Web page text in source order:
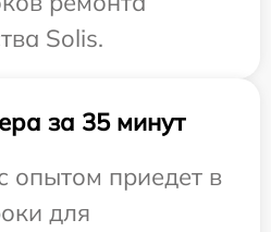
Solis.
за 35 минут
опытом приедет в
для